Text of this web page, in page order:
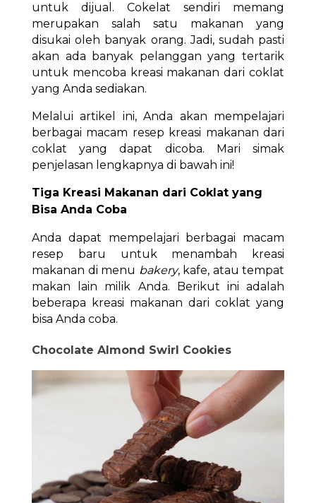
untuk dijual. Cokelat sendiri memang
merupakan salah satu makanan yang
disukai oleh banyak orang. Jadi, sudah pasti
akan ada banyak pelanggan yang tertarik
untuk mencoba kreasi makanan dari coklat
yang Anda sediakan.
Melalui artikel ini, Anda akan mempelajari
berbagai macam resep kreasi makanan dari
coklat yang dapat dicoba. Mari simak
penjelasan lengkapnya di bawah ini!
Tiga Kreasi Makanan dari Coklat yang
Bisa Anda Coba
Anda dapat mempelajari berbagai macam
resep baru untuk menambah kreasi
makanan di menu bakery, kafe, atau tempat
makan lain milik Anda. Berikut ini adalah
beberapa kreasi makanan dari coklat yang
bisa Anda coba.
Chocolate Almond Swirl Cookies